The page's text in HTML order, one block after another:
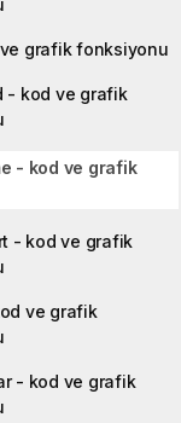
grafik fonksiyonu
- kod ve grafik
- kod ve grafik
- kod ve grafik
ve grafik
- kod ve grafik